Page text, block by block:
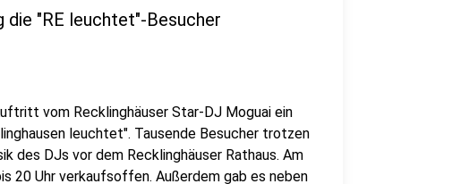
"RE leuchtet"-Besucher
vom Recklinghäuser Star-DJ Moguai ein
leuchtet". Tausende Besucher trotzen
des DJs vor dem Recklinghäuser Rathaus. Am
20 Uhr verkaufsoffen. Außerdem gab es neben